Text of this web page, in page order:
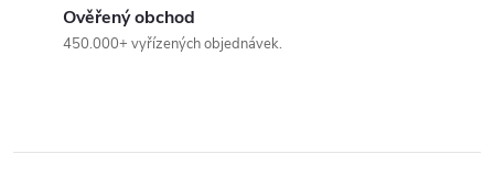
ý
Ověřený obchod
450.000+ vyřízených objednávek.